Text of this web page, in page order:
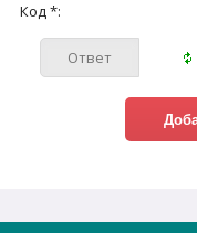
Код *: